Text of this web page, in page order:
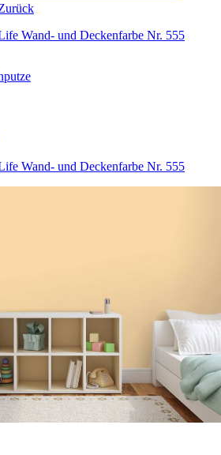
Wand- und Deckenfarbe Nr. 555
Wand- und Deckenfarbe Nr. 555